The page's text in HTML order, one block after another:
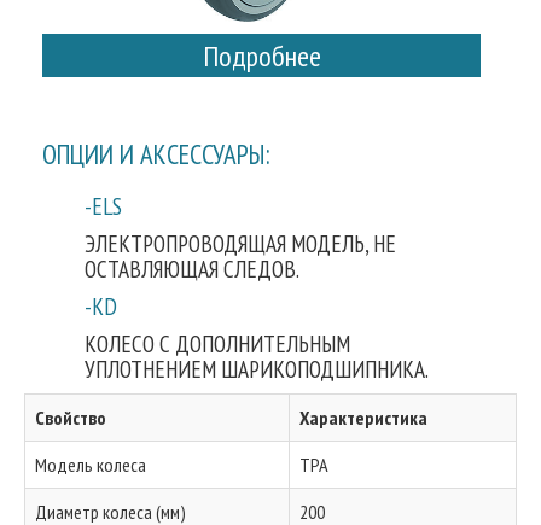
Подробнее
ОПЦИИ И АКСЕССУАРЫ:
-ELS
ЭЛЕКТРОПРОВОДЯЩАЯ МОДЕЛЬ, НЕ
ОСТАВЛЯЮЩАЯ СЛЕДОВ.
-KD
КОЛЕСО С ДОПОЛНИТЕЛЬНЫМ
УПЛОТНЕНИЕМ ШАРИКОПОДШИПНИКА.
Свойство
Характеристика
Модель колеса
TPA
Диаметр колеса (мм)
200